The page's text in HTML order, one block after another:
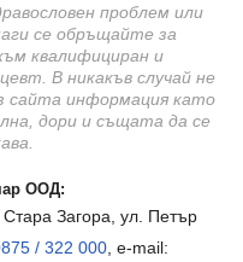
проблем или
се обръщайте за
квалифициран и
В никакъв случай не
сайта информация като
дори и същата да се
ООД:
Загора, ул. Петър
/ 322 000, e-mail: